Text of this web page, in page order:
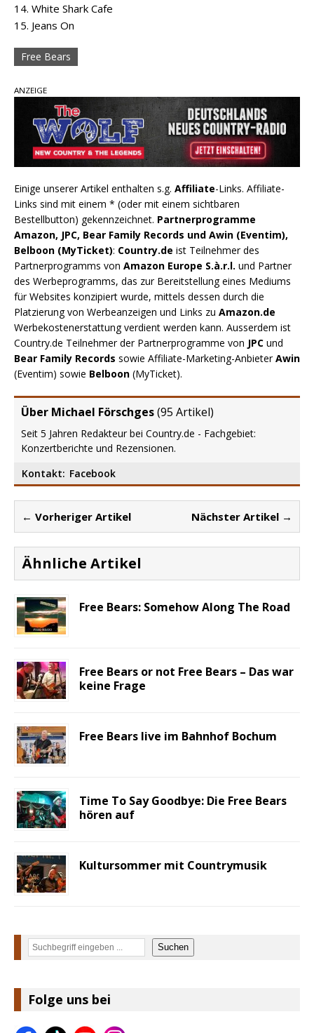
14. White Shark Cafe
15. Jeans On
Free Bears
ANZEIGE
Einige unserer Artikel enthalten s.g. Affiliate-Links. Affiliate-
Links sind mit einem * (oder mit einem sichtbaren
Bestellbutton) gekennzeichnet. Partnerprogramme
Amazon, JPC, Bear Family Records und Awin (Eventim),
Belboon (MyTicket): Country.de ist Teilnehmer des
Partnerprogramms von Amazon Europe S.à.r.l. und Partner
des Werbeprogramms, das zur Bereitstellung eines Mediums
für Websites konzipiert wurde, mittels dessen durch die
Platzierung von Werbeanzeigen und Links zu Amazon.de
Werbekostenerstattung verdient werden kann. Ausserdem ist
Country.de Teilnehmer der Partnerprogramme von JPC und
Bear Family Records sowie Affiliate-Marketing-AnbieterAwin
(Eventim) sowie Belboon (MyTicket).
Über Michael Förschges(95 Artikel)
Seit 5 Jahren Redakteur bei Country.de - Fachgebiet:
Konzertberichte und Rezensionen.
Kontakt: Facebook
← Vorheriger Artikel Nächster Artikel →
Ähnliche Artikel
Free Bears: Somehow Along The Road
Free Bears or not Free Bears – Das war
keine Frage
Free Bears live im Bahnhof Bochum
Time To Say Goodbye: Die Free Bears
hören auf
Kultursommer mit Countrymusik
Suchen Suchen
Folge uns bei